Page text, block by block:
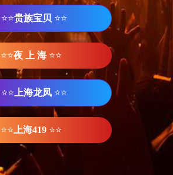
⭐⭐贵族宝贝 ⭐⭐
⭐⭐夜 上 海 ⭐⭐
⭐⭐ 上海龙凤 ⭐⭐
⭐⭐ 上海419 ⭐⭐